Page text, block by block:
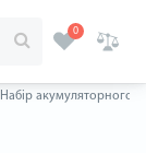
0
Набір акумуляторного